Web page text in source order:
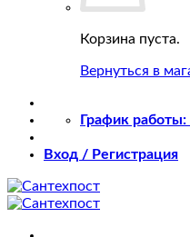
Корзина пуста.
Вернуться в
График
Вход / Регистрация